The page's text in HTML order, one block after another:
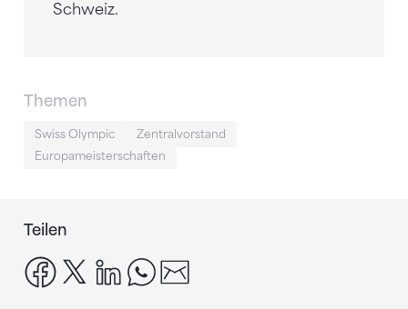
Schweiz.
Themen
Swiss Olympic
Zentralvorstand
Europameisterschaften
Teilen
facebook
x linkedinwhatsapp